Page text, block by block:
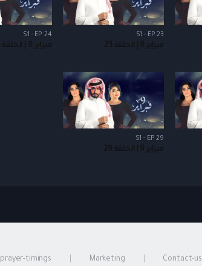
S1 - EP 23
فبراير 9 | الحلقة 23
S1 - EP 24
فبراير 9 | الحلقة 24
S1 - EP 29
فبراير 9 | الحلقة 29
Contact-us
Marketing
prayer-timings